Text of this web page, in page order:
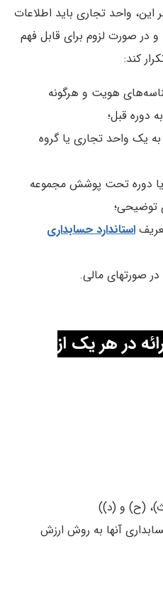
واحد تجاری باید اطلاعات
در صورت لزوم برای قابل فهم
کند:
هویت و هرگونه
قبل؛
یک واحد تجاری یا گروه
دوره تحت پوشش مجموعه
استاندارد حسابداری
صورتهای مالی.
در هر یک از
(ح) و (د))
آنها به روش ارزش